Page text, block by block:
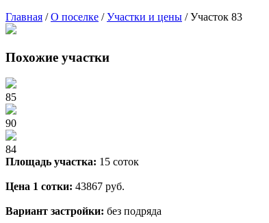
Главная /О поселке /Участки и цены /Участок 83
Похожие участки
85
90
84
Площадь участка: 15 соток
Цена 1 сотки: 43867 руб.
Вариант застройки: без подряда